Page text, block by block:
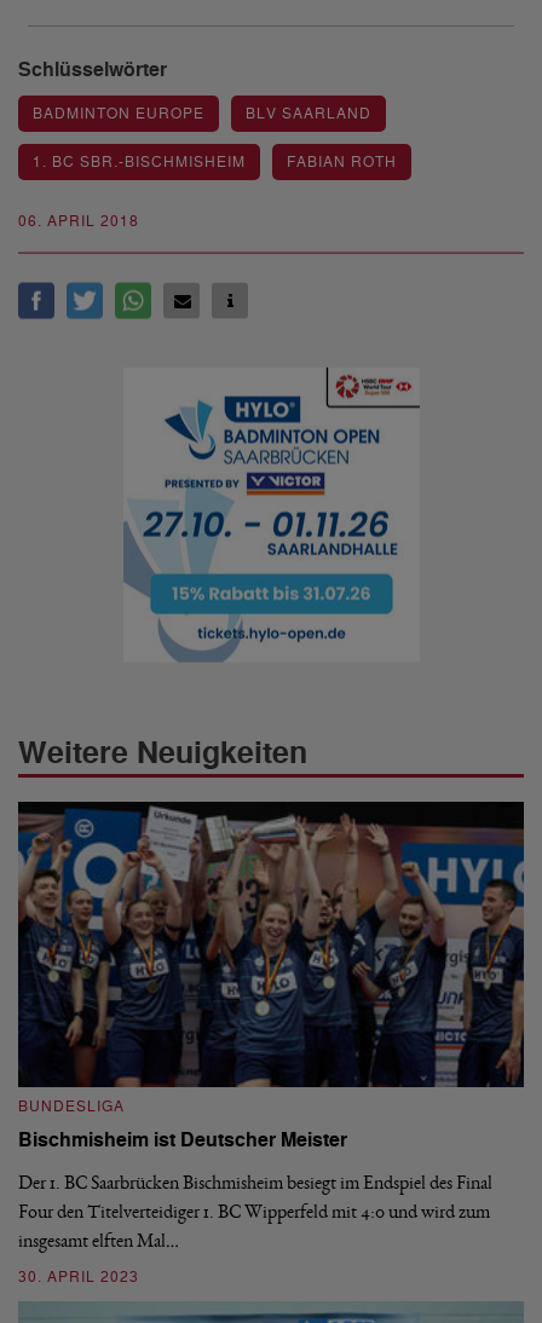
06. APRIL 2018
Schlüsselwörter
BADMINTON EUROPE BLV SAARLAND
1. BC SBR.-BISCHMISHEIM FABIAN ROTH
Weitere Neuigkeiten
BUNDESLIGA
Bischmisheim ist Deutscher Meister
Der 1. BC Saarbrücken Bischmisheim besiegt im Endspiel des Final
Four den Titelverteidiger 1. BC Wipperfeld mit 4:0 und wird zum
insgesamt elften Mal…
30. APRIL 2023